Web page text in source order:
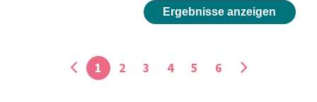
Ergebnisse anzeigen
1 2 3 4 5 6